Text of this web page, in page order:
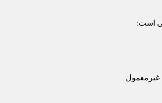
است:
غیرمعمول